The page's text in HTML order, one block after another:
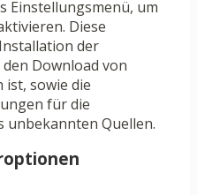
Einstellungsmenü, um
Diese
der
Download von
ist, sowie die
für die
unbekannten Quellen.